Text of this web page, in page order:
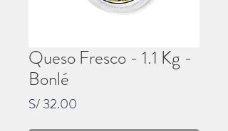
Queso Fresco - 1.1 Kg -
Bonlé
S/ 32.00